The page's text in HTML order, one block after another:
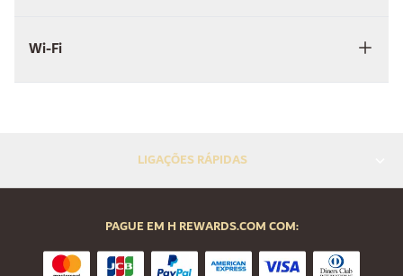
Wi-Fi
LIGAÇÕES RÁPIDAS
PAGUE EM H REWARDS.COM COM: